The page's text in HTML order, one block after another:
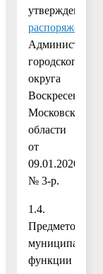
утвержденным
распоряжением
Администрации
городского
округа
Воскресенск
Московской
области
от
09.01.2020
№ 3-р.
1.4.
Предметом
муниципальной
функции